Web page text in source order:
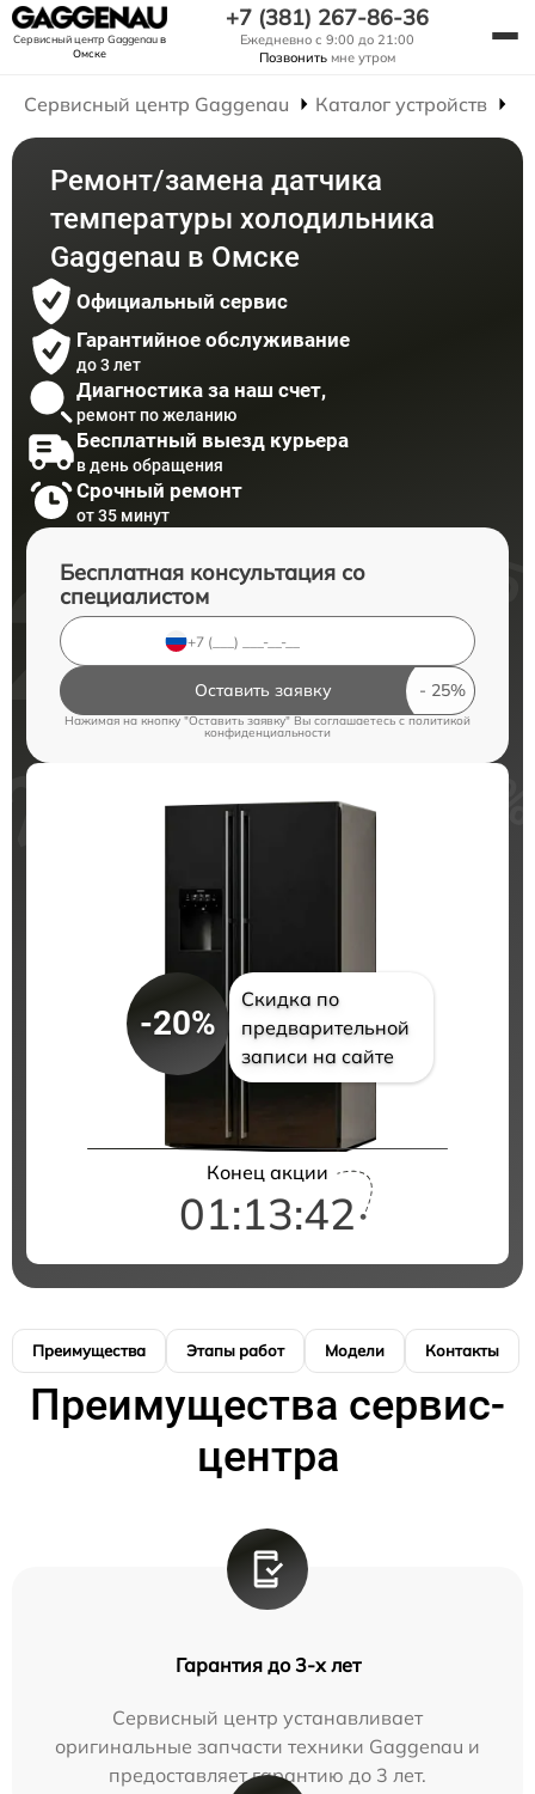
Сервисный центр Gaggenauв
Омске
+7 (381) 267-86-36
Ежедневно с 9:00 до 21:00
Позвонить мне утром
Сервисный центр Gaggenau Каталог устройств
Ремонт/замена датчика
температуры холодильника
Gaggenau в Омске
Официальный сервис
Гарантийное обслуживание
до 3 лет
Диагностика за наш счет,
ремонт по желанию
Бесплатный выезд курьера
в день обращения
Срочный ремонт
от 35 минут
Бесплатная консультация со
специалистом
Оставить заявку
Нажимая на кнопку "Оставить заявку" Вы соглашаетесь cполитикой
конфиденциальности
-20%
Скидка по
предварительной
записи на сайте
Конец акции
01:13:41
Преимущества Этапы работ Модели Контакты
Преимущества сервис-
центра
Гарантия до 3-х лет
Сервисный центр устанавливает
оригинальные запчасти техники Gaggenau и
предоставляет гарантию до 3 лет.